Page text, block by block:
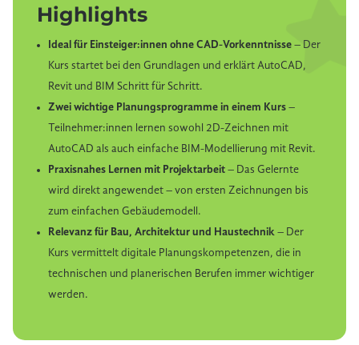
Mit AutoCAD werden häufig technische
Zeichnungen, Grundrisse und Detailpläne erstellt.
Revit wird besonders dort genutzt, wo mit digitalen
Gebäudemodellen, BIM-Prozessen und moderner
Bauplanung gearbeitet wird.
Highlights
Ideal für Einsteiger:innen ohne CAD-Vorkenntnisse– Der
Kurs startet bei den Grundlagen und erklärt AutoCAD,
Revit und BIM Schritt für Schritt.
Zwei wichtige Planungsprogramme in einem Kurs–
Teilnehmer:innen lernen sowohl 2D-Zeichnen mit
AutoCAD als auch einfache BIM-Modellierung mit Revit.
Praxisnahes Lernen mit Projektarbeit– Das Gelernte
wird direkt angewendet – von ersten Zeichnungen bis
zum einfachen Gebäudemodell.
Relevanz für Bau, Architektur und Haustechnik– Der
Kurs vermittelt digitale Planungskompetenzen, die in
technischen und planerischen Berufen immer wichtiger
werden.